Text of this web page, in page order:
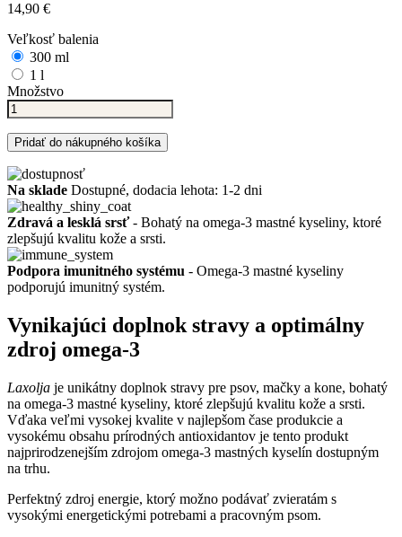
14,90 €
Veľkosť balenia
300 ml
1 l
Množstvo
Pridať do nákupného košíka
Na sklade Dostupné, dodacia lehota: 1-2 dni
Zdravá a lesklá srsť- Bohatý na omega-3 mastné kyseliny, ktoré
zlepšujú kvalitu kože a srsti.
Podpora imunitného systému - Omega-3 mastné kyseliny
podporujú imunitný systém.
Vynikajúci doplnok stravy a optimálny
zdroj omega-3
Laxolja je unikátny doplnok stravy pre psov, mačky a kone, bohatý
na omega-3 mastné kyseliny, ktoré zlepšujú kvalitu kože a srsti.
Vďaka veľmi vysokej kvalite v najlepšom čase produkcie a
vysokému obsahu prírodných antioxidantov je tento produkt
najprirodzenejším zdrojom omega-3 mastných kyselín dostupným
na trhu.
Perfektný zdroj energie, ktorý možno podávať zvieratám s
vysokými energetickými potrebami a pracovným psom.